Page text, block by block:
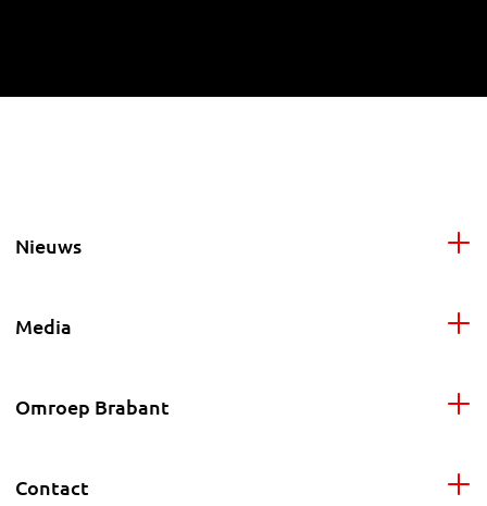
Nieuws
Media
Omroep Brabant
Contact